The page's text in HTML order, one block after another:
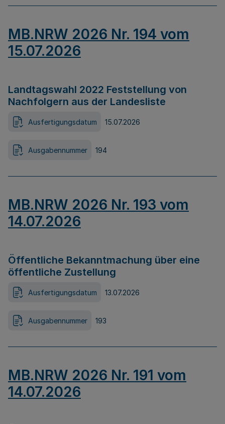
MB.NRW 2026 Nr. 194 vom
15.07.2026
Landtagswahl 2022 Feststellung von
Nachfolgern aus der Landesliste
Ausfertigungsdatum 15.07.2026
Ausgabennummer 194
MB.NRW 2026 Nr. 193 vom
14.07.2026
Öffentliche Bekanntmachung über eine
öffentliche Zustellung
Ausfertigungsdatum 13.07.2026
Ausgabennummer 193
MB.NRW 2026 Nr. 191 vom
14.07.2026